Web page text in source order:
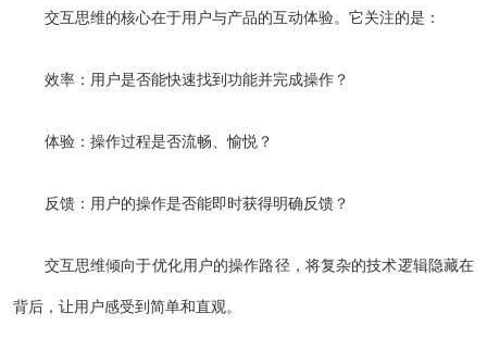
交互思维的核心在于用户与产品的互动体验。它关注的是：
效率：用户是否能快速找到功能并完成操作？
体验：操作过程是否流畅、愉悦？
反馈：用户的操作是否能即时获得明确反馈？
交互思维倾向于优化用户的操作路径，将复杂的技术逻辑隐藏在
背后，让用户感受到简单和直观。